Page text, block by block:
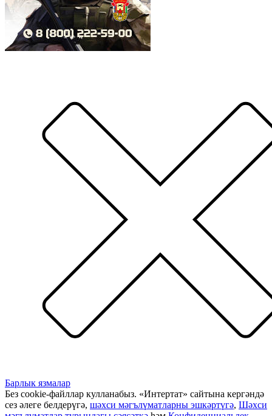
Барлык язмалар
Без cookie-файллар кулланабыз. «Интертат» сайтына кергәндә
сез әлеге белдерүгә, шәхси мәгълүматларны эшкәртүгә, Шәхси